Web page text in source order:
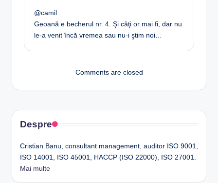
@camil
Geoană e becherul nr. 4. Şi câţi or mai fi, dar nu
le-a venit încă vremea sau nu-i ştim noi…
Comments are closed
Despre
Cristian Banu, consultant management, auditor ISO 9001,
ISO 14001, ISO 45001, HACCP (ISO 22000), ISO 27001.
Mai multe